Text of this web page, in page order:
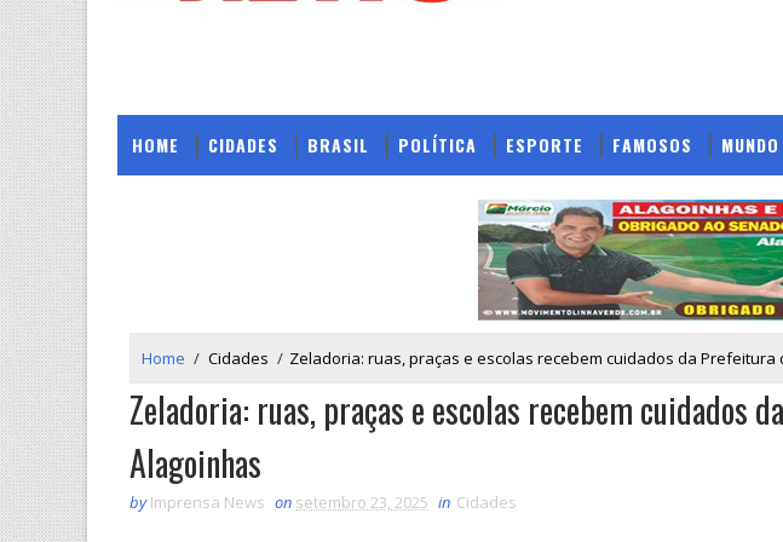
HOME CIDADES BRASIL POLÍTICA ESPORTE FAMOSOS MUNDO
Home / Cidades / Zeladoria: ruas, praças e escolas recebem cuidados da Prefeitura
Zeladoria: ruas, praças e escolas recebem cuidados
Alagoinhas
by Imprensa News on setembro 23, 2025 in Cidades